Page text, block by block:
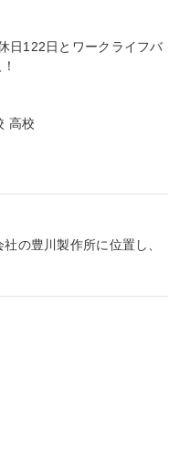
日122日とワークライフバ
高校
の豊川製作所に位置し、